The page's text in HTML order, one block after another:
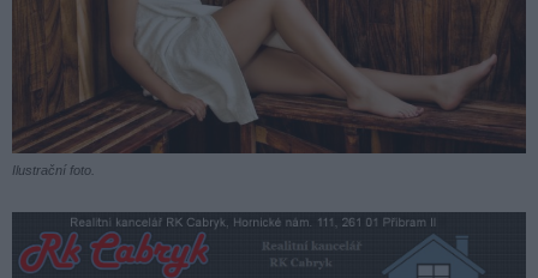
Ilustrační foto.